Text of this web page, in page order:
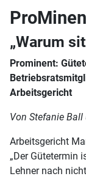
„Warum
Prominent:
Arbeitsgericht
Von Stefanie
Arbeitsgericht
„Der Gütetermin
Lehner nach